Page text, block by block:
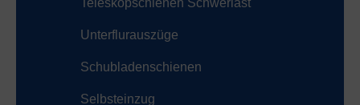
Teleskopschienen Schwerlast
Unterflurauszüge
Schubladenschienen
Selbsteinzug